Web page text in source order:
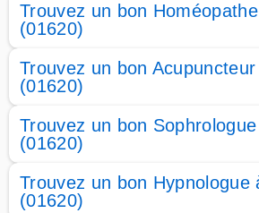
Trouvez un bon
(01620)
Trouvez un bon
(01620)
Trouvez un bon
(01620)
Trouvez un bon Hypnologue
(01620)